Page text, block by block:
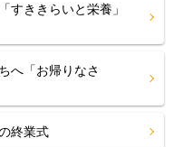
ききらいと栄養」
へ「お帰りなさ
終業式